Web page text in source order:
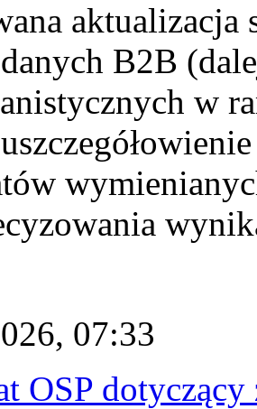
aktualizacja
B2B
w
07:33
OSP dotyczący